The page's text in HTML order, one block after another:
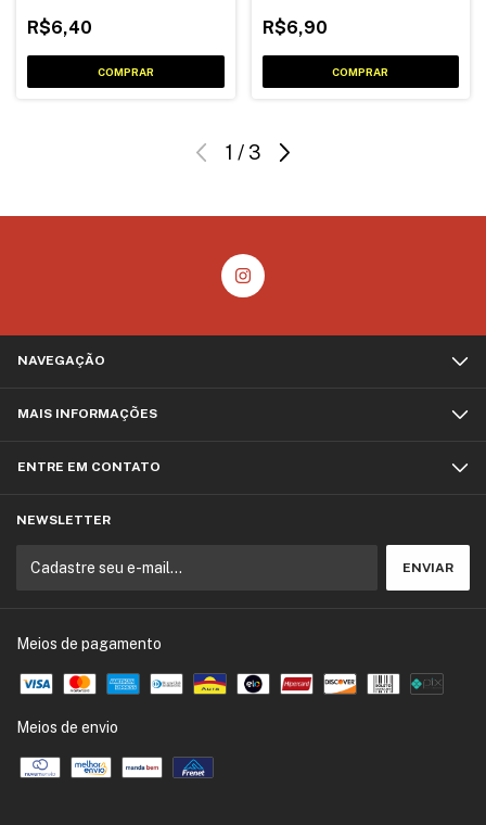
R$6,40 R$6,90
1 / 3
NAVEGAÇÃO
MAIS INFORMAÇÕES
ENTRE EM CONTATO
NEWSLETTER
Meios de pagamento
Meios de envio